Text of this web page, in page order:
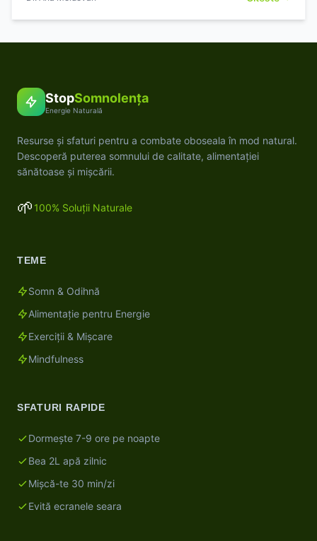
StopSomnolența
Energie Naturală
Resurse și sfaturi pentru a combate oboseala în mod natural.
Descoperă puterea somnului de calitate, alimentației
sănătoase și mișcării.
🌱 100% Soluții Naturale
TEME
Somn & Odihnă
Alimentație pentru Energie
Exerciții & Mișcare
Mindfulness
SFATURI RAPIDE
Dormește 7-9 ore pe noapte
Bea 2L apă zilnic
Mișcă-te 30 min/zi
Evită ecranele seara